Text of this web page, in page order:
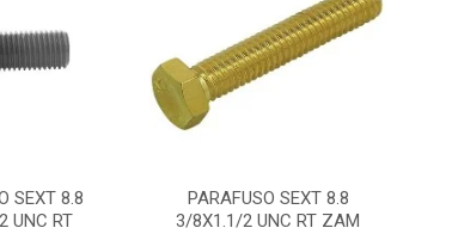
SEXT 8.8
UNC RT
PARAFUSO SEXT 8.8
3/8X1.1/2 UNC RT ZAM